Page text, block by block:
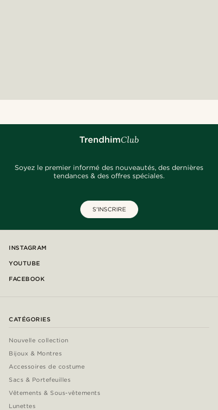
Soyez le premier informé des nouveautés, des dernières
tendances & des offres spéciales.
S'INSCRIRE
INSTAGRAM
YOUTUBE
FACEBOOK
CATÉGORIES
Nouvelle collection
Bijoux & Montres
Accessoires de costume
Sacs & Portefeuilles
Vêtements & Sous-vêtements
Lunettes